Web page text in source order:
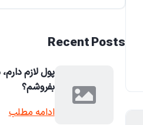
Recent Posts
پول لازم
بفروشم؟
ادامه مطلب